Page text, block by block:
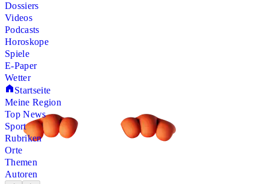
Dossiers
Videos
Podcasts
Horoskope
Spiele
E-Paper
Wetter
Startseite
Meine Region
Top News
Sport
Rubriken
Orte
Themen
Autoren